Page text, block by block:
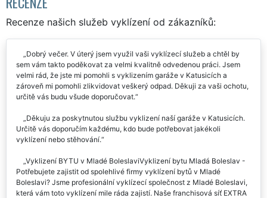
Recenze našich služeb vyklízení od zákazníků:
Dobrý večer. V úterý jsem využil vaši vyklízecí služeb a chtěl by
sem vám takto poděkovat za velmi kvalitně odvedenou práci. Jsem
velmi rád, že jste mi pomohli s vyklizením garáže v Katusicích a
zároveň mi pomohli zlikvidovat veškerý odpad. Děkuji za vaši ochotu,
určitě vás budu všude doporučovat.
Děkuju za poskytnutou službu vyklizení naší garáže v Katusicích.
Určitě vás doporučím každému, kdo bude potřebovat jakékoli
vyklízení nebo stěhování.
Vyklizení BYTU v Mladé BoleslaviVyklizení bytu Mladá Boleslav -
Potřebujete zajistit od spolehlivé firmy vyklízení bytů v Mladé
Boleslavi? Jsme profesionální vyklízecí společnost z Mladé Boleslavi,
která vám toto vyklízení mile ráda zajistí. Naše franchisová síť EXTRA